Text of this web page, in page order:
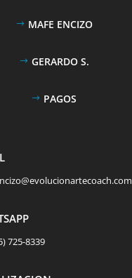
MAFE ENCIZO
GERARDO S.
PAGOS
725-8339